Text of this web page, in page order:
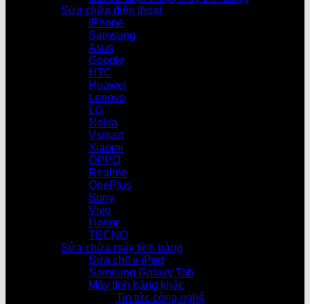
Sửa chữa điện thoại
iPhone
Samsung
Asus
Google
HTC
Huawei
Lenovo
LG
Nokia
Vsmart
Xiaomi
OPPO
Realme
OnePlus
Sony
Vivo
Honor
TECNO
Sửa chữa máy tính bảng
Sửa chữa iPad
Samsung Galaxy Tab
Máy tính bảng khác
Tin tức công nghệ